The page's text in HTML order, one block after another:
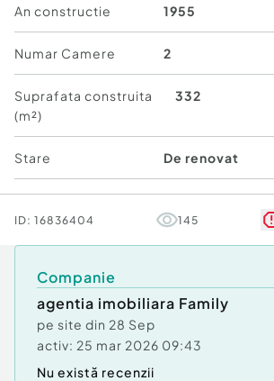
An constructie 1955
Numar Camere 2
Suprafata construita
(m²)
332
Stare De renovat
ID: 16836404 145
Companie
agentia imobiliara Family
pe site din 28 Sep
activ: 25 mar 2026 09:43
Nu există recenzii